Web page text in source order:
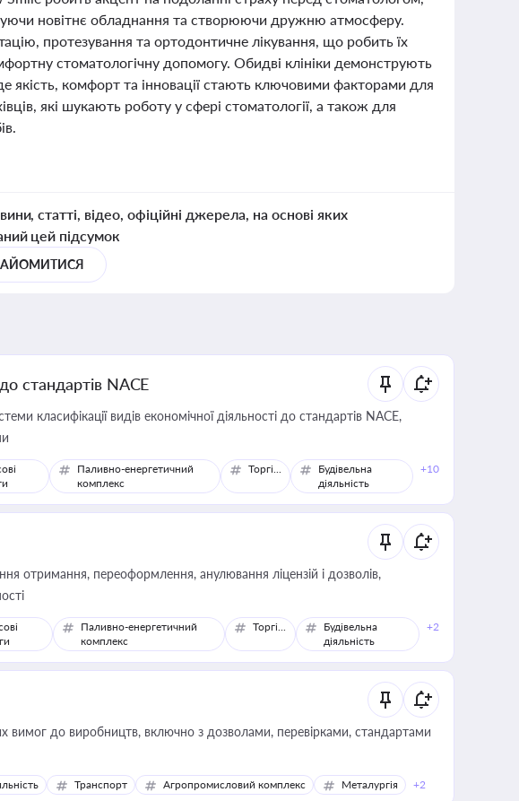
новітнє обладнання та створюючи дружню атмосферу.
протезування та ортодонтичне лікування, що робить їх
стоматологічну допомогу. Обидві клініки демонструють
якість, комфорт та інновації стають ключовими факторами для
які шукають роботу у сфері стоматології, а також для
статті, відео, офіційні джерела, на основі яких
цей підсумок
стандартів NACE
класифікації видів економічної діяльності до стандартів NACE,
Паливно-енергетичний
комплекс
Торгівля
Будівельна
діяльність
+10
отримання, переоформлення, анулювання ліцензій і дозволів,
Паливно-енергетичний
комплекс
Торгівля
Будівельна
діяльність
+2
вимог до виробництв, включно з дозволами, перевірками, стандартами
Транспорт Агропромисловий комплекс Металургія +2